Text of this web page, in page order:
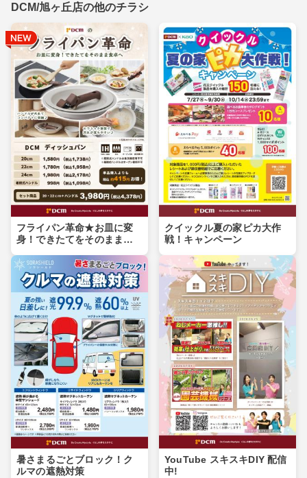
DCM/旭ヶ丘店の他のチラシ
フライパン革命★お皿に変
身！できたてをそのまま食
クイックル夏の家ピカ大作
戦！キャンペーン
暑さまるごとブロック！ク
ルマの遮熱対策
YouTube スキスキDIY 配信
中!